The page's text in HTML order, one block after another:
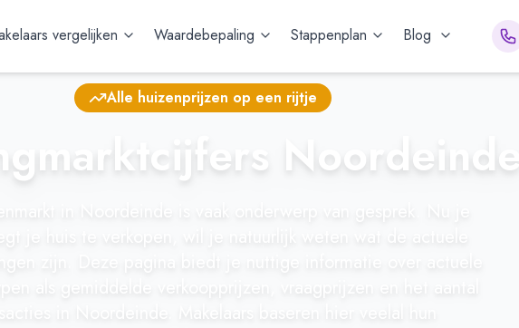
vergelijken Waardebepaling Stappenplan Blog
Alle huizenprijzen op een rijtje
Noordeinde